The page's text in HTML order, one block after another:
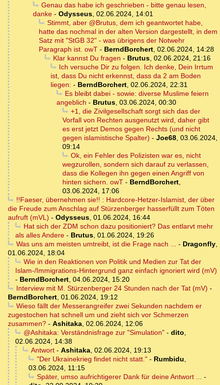
Genau das habe ich geschrieben - bitte genau lesen,
danke - Odysseus, 02.06.2024, 14:01
Stimmt, aber @Brutus, dem ich geantwortet habe,
hatte das nochmal in der alten Version dargestellt, in dem
Satz mit "StGB 32" - was übrigens der Notwehr
Paragraph ist. owT - BerndBorchert, 02.06.2024, 14:28
Klar kannst Du fragen - Brutus, 02.06.2024, 21:16
Ich versuche Dir zu folgen. Ich denke, Dein Irrtum
ist, dass Du nicht erkennst, dass da 2 am Boden
liegen: - BerndBorchert, 02.06.2024, 22:31
Es bleibt dabei - sowie: diverse Muslime feiern
angeblich - Brutus, 03.06.2024, 00:30
+1, die Zivilgesellschaft sorgt sich das der
Vorfall von Rechten ausgenutzt wird, daher gibt
es erst jetzt Demos gegen Rechts (und nicht
gegen islamistische Spalter) - Joe68, 03.06.2024,
09:14
Ok, ein Fehler des Polizisten war es, nicht
wegzurollen, sondern sich darauf zu verlassen,
dass die Kollegen ihn gegen einen Angriff von
hinten sichern. owT - BerndBorchert,
03.06.2024, 17:06
!!Faeser, übernehmen sie!! : Hardcore-Hetzer-Islamist, der über
die Freude zum Anschlag auf Stürzenberger hasserfüllt zum Töten
aufruft (mVL) - Odysseus, 01.06.2024, 16:44
Hat sich der ZDM schon dazu positioniert? Das entlarvt mehr
als alles Andere - Brutus, 01.06.2024, 19:26
Was uns am meisten umtreibt, ist die Frage nach ... - Dragonfly,
01.06.2024, 18:04
Wie in den Reaktionen von Politik und Medien zur Tat der
Islam-/Immigrations-Hintergrund ganz einfach ignoriert wird (mV)
- BerndBorchert, 04.06.2024, 15:20
Interview mit M. Stürzenberger 24 Stunden nach der Tat (mV) -
BerndBorchert, 01.06.2024, 19:12
Wieso fällt der Messerangreifer zwei Sekunden nachdem er
zugestochen hat schnell um und zieht sich vor Schmerzen
zusammen? - Ashitaka, 02.06.2024, 12:06
@Ashitaka: Verständnisfrage zur "Simulation"- dito,
02.06.2024, 14:38
Antwort- Ashitaka, 02.06.2024, 19:13
"Der Ukrainekrieg findet nicht statt."- Rumbidu,
03.06.2024, 11:15
Später, umso aufrichtigerer Dank für deine Antwort ... -